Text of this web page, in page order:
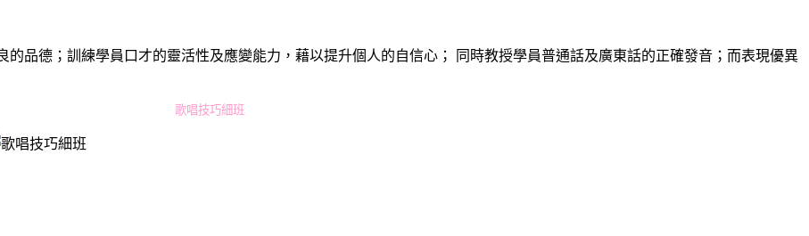
品德；訓練學員口才的靈活性及應變能力，藉以提升個人的自信心； 同時教授學員普通話及廣東話的正確發音；而表現優異
歌唱技巧細班